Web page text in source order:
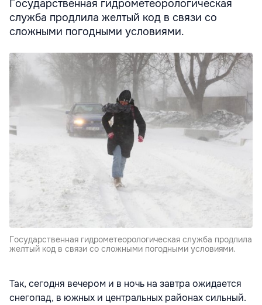
Государственная гидрометеорологическая
служба продлила желтый код в связи со
сложными погодными условиями.
Государственная гидрометеорологическая служба продлила
желтый код в связи со сложными погодными условиями.
Так, сегодня вечером и в ночь на завтра ожидается
снегопад, в южных и центральных районах сильный.